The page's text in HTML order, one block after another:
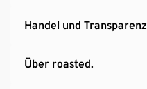
Handel und Transparenz
Über roasted.